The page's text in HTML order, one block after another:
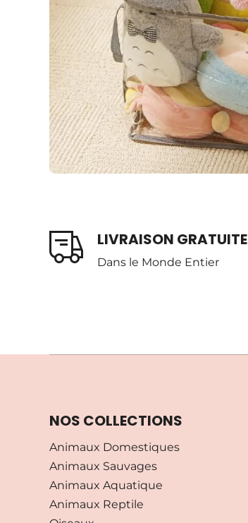
LIVRAISON GRATUITE
Dans le Monde Entier
NOS COLLECTIONS
Animaux Domestiques
Animaux Sauvages
Animaux Aquatique
Animaux Reptile